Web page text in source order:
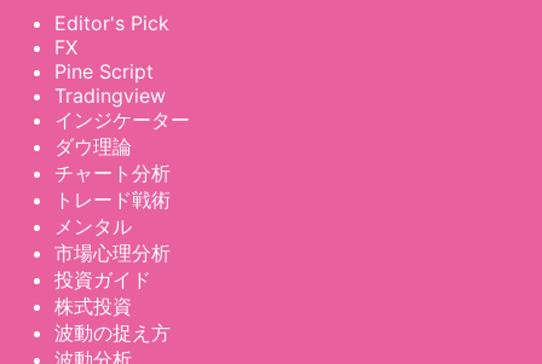
Editor's Pick
FX
Pine Script
Tradingview
インジケーター
ダウ理論
チャート分析
トレード戦術
メンタル
市場心理分析
投資ガイド
株式投資
波動の捉え方